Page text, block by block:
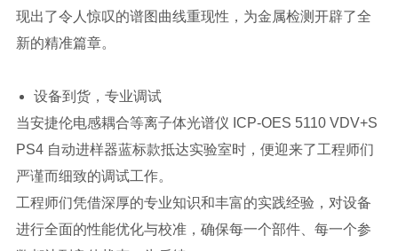
现出了令人惊叹的谱图曲线重现性，为金属检测开辟了全
新的精准篇章。
设备到货，专业调试
当安捷伦电感耦合等离子体光谱仪 ICP-OES 5110 VDV+S
PS4 自动进样器蓝标款抵达实验室时，便迎来了工程师们
严谨而细致的调试工作。
工程师们凭借深厚的专业知识和丰富的实践经验，对设备
进行全面的性能优化与校准，确保每一个部件、每一个参